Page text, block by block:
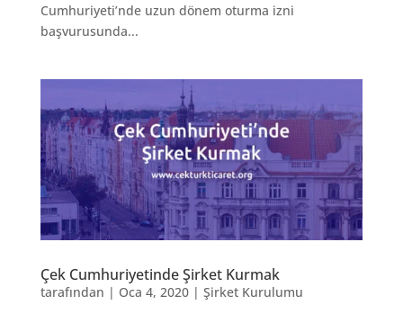
Cumhuriyeti’nde uzun dönem oturma izni
başvurusunda...
Çek Cumhuriyetinde Şirket Kurmak
tarafından | Oca 4, 2020| Şirket Kurulumu